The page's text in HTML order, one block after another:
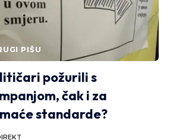
PIŠU
požurili s
čak i za
standarde?